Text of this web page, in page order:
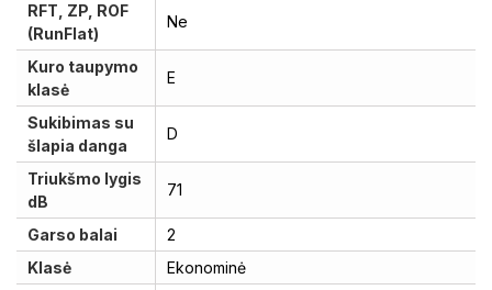
RFT, ZP, ROF
(RunFlat)
Ne
Kuro taupymo
klasė
E
Sukibimas su
šlapia danga
D
Triukšmo lygis
dB
71
Garso balai
2
Klasė
Ekonominė